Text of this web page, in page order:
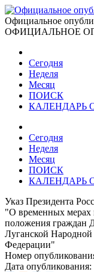
Официальное
ОФИЦИАЛЬНОЕ
Сегодня
Неделя
Месяц
ПОИСК
КАЛЕНДАРЬ
Сегодня
Неделя
Месяц
ПОИСК
КАЛЕНДАРЬ
Указ Президента
"О временных мерах
положения граждан
Луганской
Федерации"
Номер
Дата опубликования: